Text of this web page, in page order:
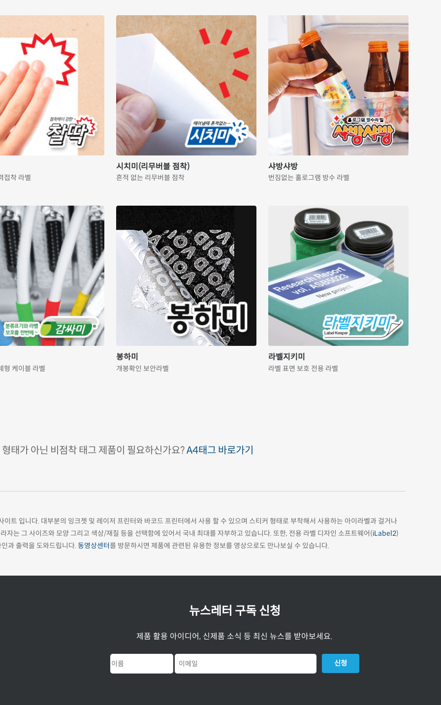
접착 라벨
시치미(리무버블 점착)
흔적 없는 리무버블 점착
샤방샤방
번짐없는 홀로그램 방수 라벨
형 케이블 라벨
봉하미
개봉확인 보안라벨
라벨지키미
라벨 표면 보호 전용 라벨
태가 아닌 비점착 태그 제품이 필요하신가요?A4태그 바로가기
트 입니다. 대부분의 잉크젯 및 레이저 프린터와 바코드 프린터에서 사용 할 수 있으며 스티커 형태로 부착해서 사용하는 아이라벨과 걸거나
자는 그 사이즈와 모양 그리고 색상/재질 등을 선택함에 있어서 국내 최대를 자부하고 있습니다. 또한, 전용 라벨 디자인 소프트웨어(iLabel2)
과 출력을 도와드립니다. 동영상센터를 방문하시면 제품에 관련된 유용한 정보를 영상으로도 만나보실 수 있습니다.
뉴스레터 구독 신청
제품 활용 아이디어, 신제품 소식 등 최신 뉴스를 받아보세요.
신청